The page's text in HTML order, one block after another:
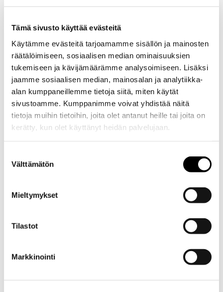
Tämä sivusto käyttää evästeitä
Käytämme evästeitä tarjoamamme sisällön ja mainosten
räätälöimiseen, sosiaalisen median ominaisuuksien
tukemiseen ja kävijämäärämme analysoimiseen. Lisäksi
jaamme sosiaalisen median, mainosalan ja analytiikka-
alan kumppaneillemme tietoja siitä, miten käytät
sivustoamme. Kumppanimme voivat yhdistää näitä
tietoja muihin tietoihin, joita olet antanut heille tai joita on
kerätty, kun olet käyttänyt heidän palvelujaan.
valinta
Välttämätön
Mieltymykset
Tilastot
Markkinointi
16.08.2026
Flow Festival, Helsinki
22.08.2026
Festivaali, Tampere
OSTA
LIPUT
29.08.2026
Heikinkarin Ranthuone, Taivassalo
OSTA
LIPUT
Original Student Fest, Helsinki
LIPUT
10.10.2026
OSTA
Valokarnevaali, Helsinki